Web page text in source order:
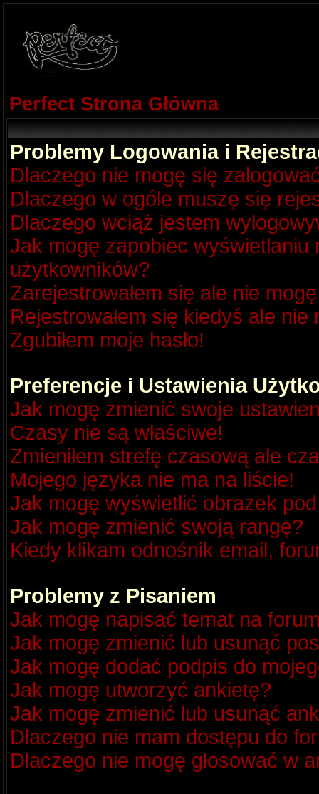
Perfect Strona Główna
Problemy Logowania i
Dlaczego nie mogę się
Dlaczego w ogóle muszę się
Dlaczego wciąż jestem
Jak mogę zapobiec
użytkowników?
Zarejestrowałem się ale nie
Rejestrowałem się kiedyś ale
Zgubiłem moje hasło!
Preferencje i Ustawienia
Jak mogę zmienić swoje
Czasy nie są właściwe!
Zmieniłem strefę czasową ale
Mojego języka nie ma na liście!
Jak mogę wyświetlić obrazek
Jak mogę zmienić swoją rangę?
Kiedy klikam odnośnik email,
Problemy z Pisaniem
Jak mogę napisać temat na
Jak mogę zmienić lub usunąć
Jak mogę dodać podpis do
Jak mogę utworzyć ankietę?
Jak mogę zmienić lub usunąć
Dlaczego nie mam dostępu do
Dlaczego nie mogę głosować w